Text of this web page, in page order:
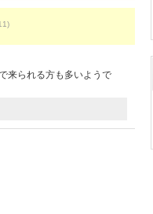
来られる方も多いようで